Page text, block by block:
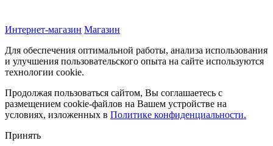
Интернет-магазин Магазин
Для обеспечения оптимальной работы, анализа использования
и улучшения пользовательского опыта на сайте используются
технологии cookie.
Продолжая пользоваться сайтом, Вы соглашаетесь с
размещением cookie-файлов на Вашем устройстве на
условиях, изложенных в Политике конфиденциальности.
Принять